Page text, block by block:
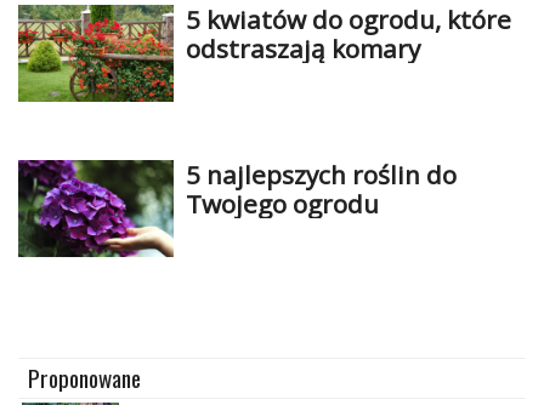
5 kwiatów do ogrodu, które
odstraszają komary
5 najlepszych roślin do
Twojego ogrodu
Proponowane